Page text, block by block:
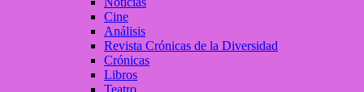
Cine
Análisis
Revista Crónicas de la Diversidad
Crónicas
Libros
Teatro